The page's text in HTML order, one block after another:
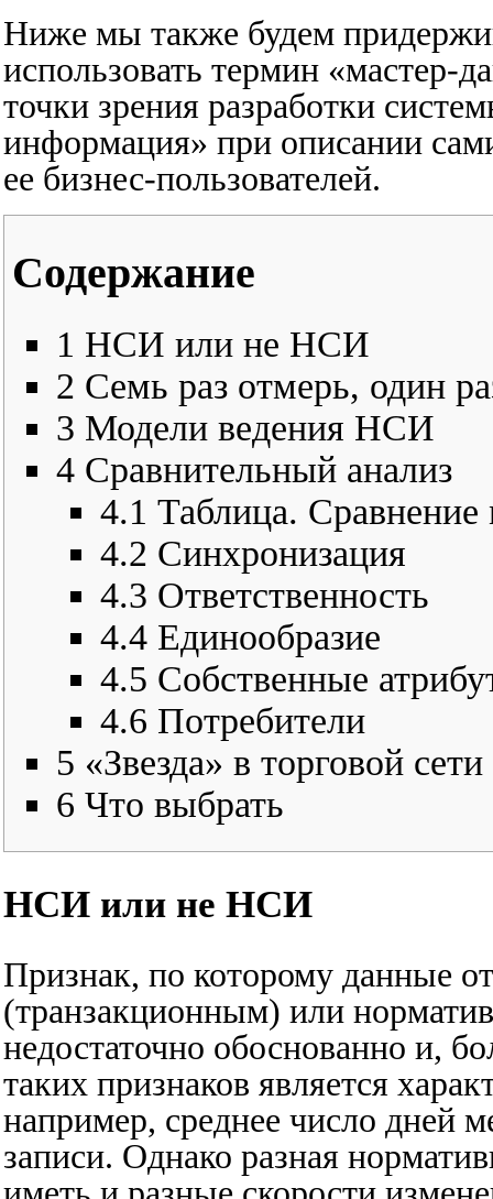
Ниже мы также будем
использовать термин
точки зрения разработки
информация» при описании
ее бизнес-пользователей.
Содержание
1 НСИ или не НСИ
2 Семь раз отмерь, один
3 Модели ведения НСИ
4 Сравнительный анализ
4.1 Таблица.
4.2 Синхронизация
4.3 Ответственность
4.4 Единообразие
4.5 Собственные
4.6 Потребители
5 «Звезда» в торговой сети
6 Что выбрать
НСИ или не НСИ
Признак, по которому данные
(транзакционным) или
недостаточно обоснованно и,
таких признаков является
например, среднее число дней
записи. Однако разная